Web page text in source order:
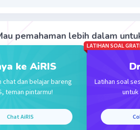
pemahaman lebih dalam
ke AiRIS
chat dan belajar bareng
teman pintarmu!
Chat AiRIS
LATIHAN SOAL
Latihan soal
untuk